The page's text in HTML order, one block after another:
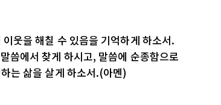
웃을 해칠 수 있음을 기억하게 하소서.
씀에서 찾게 하시고, 말씀에 순종함으로
는 삶을 살게 하소서.(아멘)